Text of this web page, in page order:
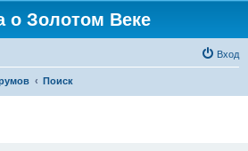
о Золотом Веке
Вход
Поиск